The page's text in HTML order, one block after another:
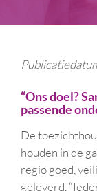
“Ons doel?
passende
De
houden in de
regio goed,
geleverd.